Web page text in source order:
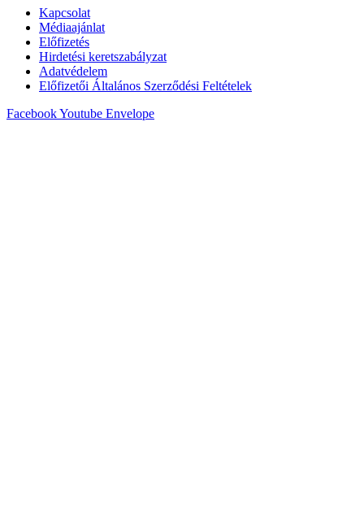
Kapcsolat
Médiaajánlat
Előfizetés
Hirdetési keretszabályzat
Adatvédelem
Előfizetői Általános Szerződési Feltételek
FacebookYoutube Envelope